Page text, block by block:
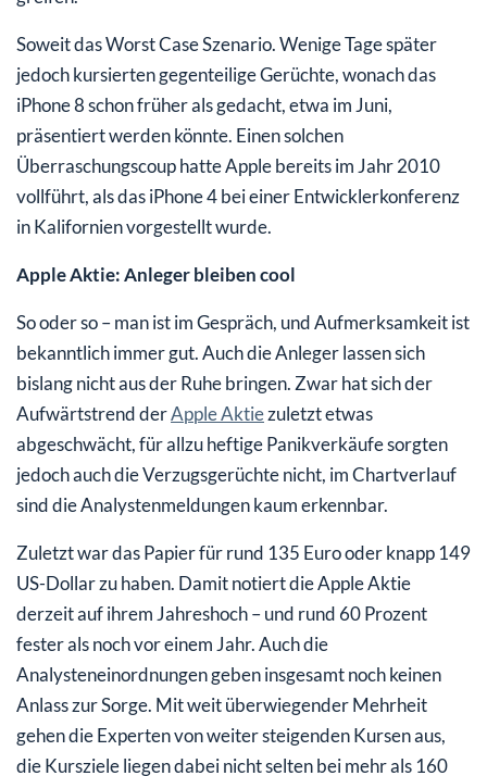
Soweit das Worst Case Szenario. Wenige Tage später
jedoch kursierten gegenteilige Gerüchte, wonach das
iPhone 8 schon früher als gedacht, etwa im Juni,
präsentiert werden könnte. Einen solchen
Überraschungscoup hatte Apple bereits im Jahr 2010
vollführt, als das iPhone 4 bei einer Entwicklerkonferenz
in Kalifornien vorgestellt wurde.
Apple Aktie: Anleger bleiben cool
So oder so – man ist im Gespräch, und Aufmerksamkeit ist
bekanntlich immer gut. Auch die Anleger lassen sich
bislang nicht aus der Ruhe bringen. Zwar hat sich der
Aufwärtstrend derApple Aktiezuletzt etwas
abgeschwächt, für allzu heftige Panikverkäufe sorgten
jedoch auch die Verzugsgerüchte nicht, im Chartverlauf
sind die Analystenmeldungen kaum erkennbar.
Zuletzt war das Papier für rund 135 Euro oder knapp 149
US-Dollar zu haben. Damit notiert die Apple Aktie
derzeit auf ihrem Jahreshoch – und rund 60 Prozent
fester als noch vor einem Jahr. Auch die
Analysteneinordnungen geben insgesamt noch keinen
Anlass zur Sorge. Mit weit überwiegender Mehrheit
gehen die Experten von weiter steigenden Kursen aus,
die Kursziele liegen dabei nicht selten bei mehr als 160